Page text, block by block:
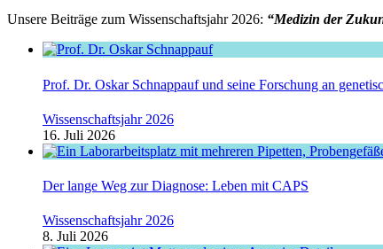
Unsere Beiträge zum Wissenschaftsjahr 2026: “Medizin der
Prof. Dr. Oskar Schnappauf und seine Forschung an
Wissenschaftsjahr 2026
16. Juli 2026
Der lange Weg zur Diagnose: Leben mit CAPS
Wissenschaftsjahr 2026
8. Juli 2026